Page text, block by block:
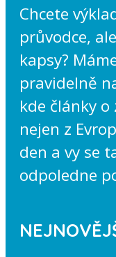
Chcete
průvodce,
kapsy?
pravidelně
kde články o
nejen z
den a vy se
odpoledne